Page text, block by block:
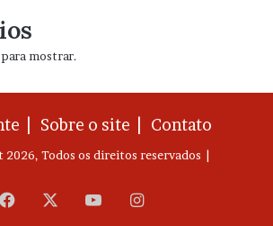
mostrar.
| Sobre o site | Contato
Todos os direitos reservados |
Facebook YouTubeInstagram